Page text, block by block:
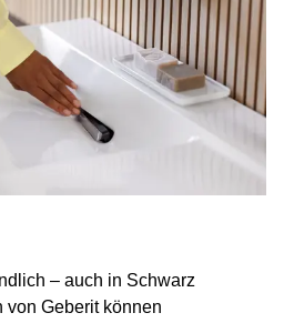
– auch in Schwarz
von Geberit können